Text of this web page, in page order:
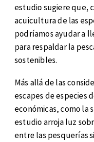
estudio sugiere que,
acuicultura de las
podríamos ayudar a
para respaldar la
sostenibles.
Más allá de las
escapes de especies
económicas, como la
estudio arroja luz
entre las pesquerías